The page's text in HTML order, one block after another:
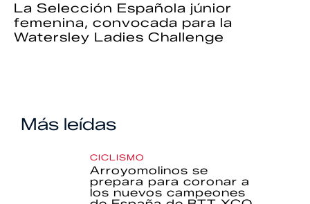
La Selección Española júnior
femenina, convocada para la
Watersley Ladies Challenge
Más leídas
CICLISMO
Arroyomolinos se
prepara para coronar a
los nuevos campeones